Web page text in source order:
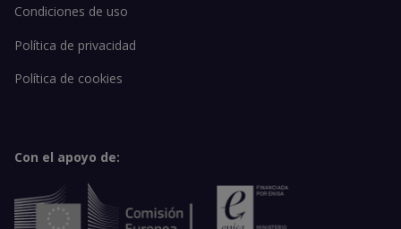
Condiciones de uso
Política de privacidad
Política de cookies
Con el apoyo de: